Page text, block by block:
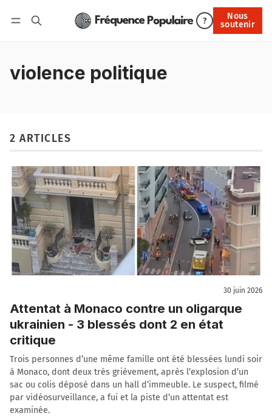
?
Nous
soutenir
Nous soutenir
violence politique
2 ARTICLES
30 juin 2026
Attentat à Monaco contre un oligarque
ukrainien - 3 blessés dont 2 en état
critique
Trois personnes d’une même famille ont été blessées lundi soir
à Monaco, dont deux très grièvement, après l’explosion d’un
sac ou colis déposé dans un hall d’immeuble. Le suspect, filmé
par vidéosurveillance, a fui et la piste d’un attentat est
examinée.